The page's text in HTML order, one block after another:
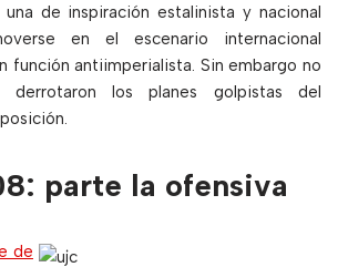
una de inspiración estalinista y nacional
en el escenario internacional
función antiimperialista. Sin embargo no
los planes golpistas del
parte la ofensiva
de